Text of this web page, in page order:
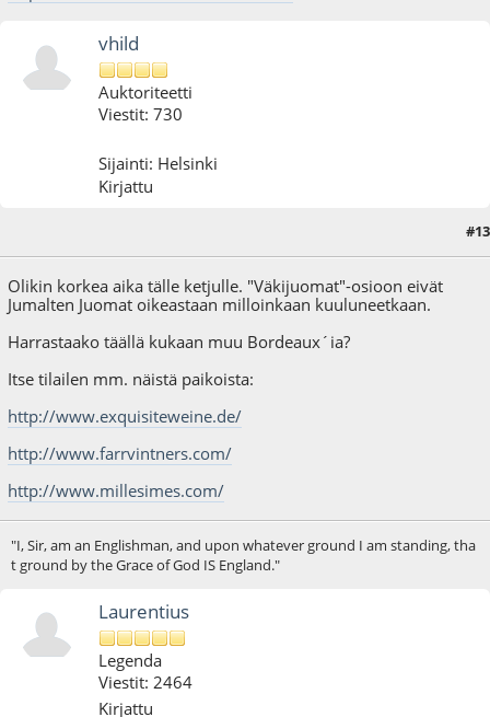
vhild
Auktoriteetti
Viestit: 730
Sijainti: Helsinki
Kirjattu
#13
Olikin korkea aika tälle ketjulle. "Väkijuomat"-osioon eivät
Jumalten Juomat oikeastaan milloinkaan kuuluneetkaan.
Harrastaako täällä kukaan muu Bordeaux´ia?
Itse tilailen mm. näistä paikoista:
http://www.exquisiteweine.de/
http://www.farrvintners.com/
http://www.millesimes.com/
"I, Sir, am an Englishman, and upon whatever ground I am standing, tha
t ground by the Grace of God IS England."
Laurentius
Legenda
Viestit: 2464
Kirjattu